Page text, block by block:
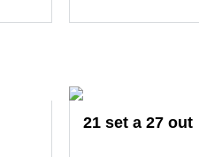
21 set a 27 out